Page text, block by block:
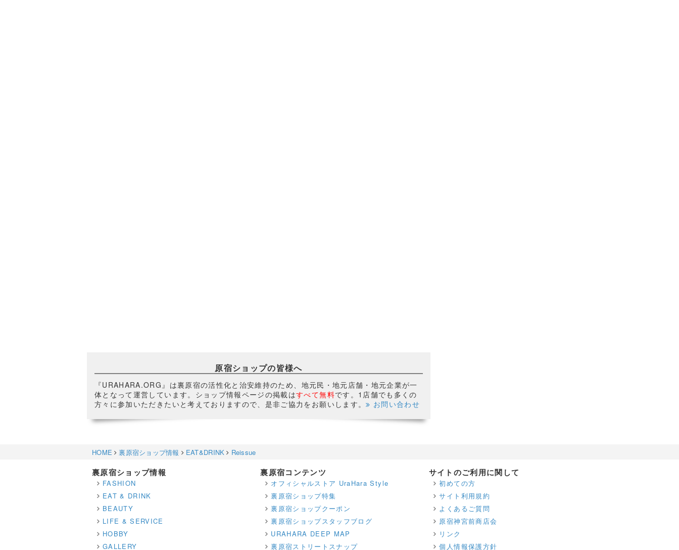
原宿ショップの皆様へ
『URAHARA.ORG』は裏原宿の活性化と治安維持のため、地元民・地元店舗・地元企業が一
体となって運営しています。ショップ情報ページの掲載はすべて無料です。1店舗でも多くの
方々に参加いただきたいと考えておりますので、是非ご協力をお願いします。
お問い合わせ
HOME 裏原宿ショップ情報 EAT&DRINK Reissue
裏原宿ショップ情報
FASHION
EAT & DRINK
BEAUTY
LIFE & SERVICE
HOBBY
GALLERY
裏原宿コンテンツ
オフィシャルストア UraHara Style
裏原宿ショップ特集
裏原宿ショップクーポン
裏原宿ショップスタッフブログ
URAHARA DEEP MAP
裏原宿ストリートスナップ
サイトのご利用に関して
初めての方
サイト利用規約
よくあるご質問
原宿神宮前商店会
リンク
個人情報保護方針